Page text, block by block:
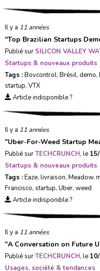
Il y a 11 années
"Top Brazilian Startups
Publié sur SILICON VALLEY
Startups & nouveaux produits
Tags :Bovcontrol, Brésil, demo,
startup, VTX
Article indisponible ?
Il y a 11 années
"Uber-For-Weed Startup
Publié surTECHCRUNCH, le
Startups & nouveaux produits
Tags :Eaze, livraison, Meadow,
Francisco, startup, Uber, weed
Article indisponible ?
Il y a 11 années
"A Conversation on Future
Publié surTECHCRUNCH, le
Usages, société & tendances